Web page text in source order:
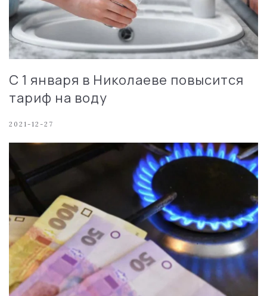
С 1 января в Николаеве повысится
тариф на воду
2021-12-27